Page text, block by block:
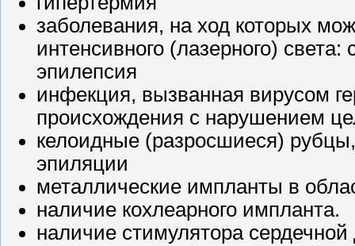
заболевания, на ход которых
интенсивного (лазерного)
эпилепсия
инфекция, вызванная вирусом
происхождения с нарушением
келоидные (разросшиеся)
эпиляции
металлические импланты в
наличие кохлеарного импланта.
наличие стимулятора сердечной